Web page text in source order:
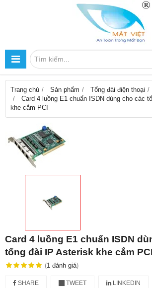
Trang chủ Sản phẩm Tổng đài điện thoại
Card 4 luồng E1 chuẩn ISDN dùng cho các
khe cắm PCI
Card 4 luồng E1 chuẩn ISDN
tổng đài IP Asterisk khe cắm PCI
(1 đánh giá)
SHARE TWEET LINKEDIN